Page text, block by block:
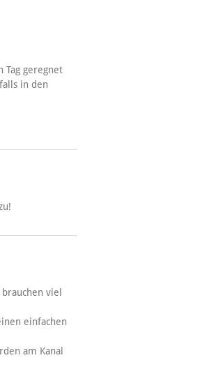
Tag geregnet
in den
viel
einfachen
am Kanal